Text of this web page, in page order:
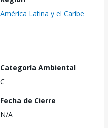
América Latina y el Caribe
Categoría Ambiental
C
Fecha de Cierre
N/A